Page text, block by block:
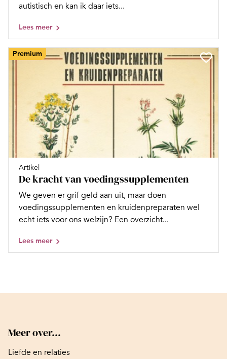
autistisch en kan ik daar iets...
Lees meer
Premium
Artikel
De kracht van voedingssupplementen
We geven er grif geld aan uit, maar doen
voedingssupplementen en kruidenpreparaten wel
echt iets voor ons welzijn? Een overzicht...
Lees meer
Meer over...
Liefde en relaties